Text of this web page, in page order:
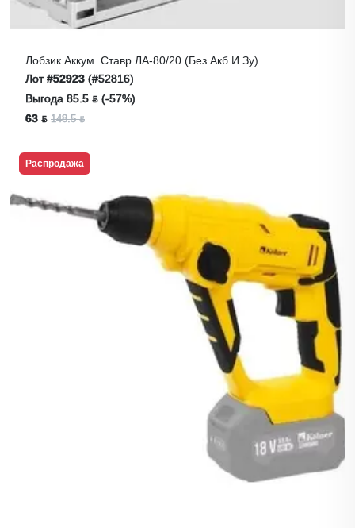
Лобзик Аккум. Ставр ЛА-80/20 (без Акб И Зу).
Лот#52923 (#52816)
Выгода 85.5 ƃ (-57%)
63 ƃ 148.5 ƃ
Распродажа